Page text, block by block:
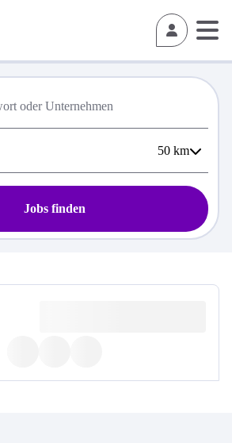
50 km
Jobs finden